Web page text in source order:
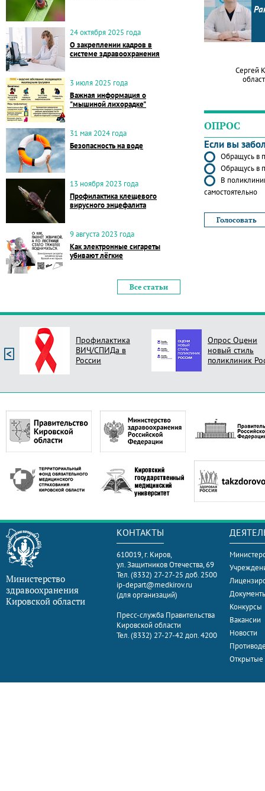
24 октября 2025 года
О закреплении кадров в
системе здравоохранения
3 июля 2025 года
Важная информация о
"мышиной лихорадке"
31 мая 2024 года
Безопасность на воде
13 ноября 2023 года
Профилактика клещевого
вирусного энцефалита
9 августа 2023 года
Как электронные сигареты
убивают лёгкие
Все статьи
Сергей
ОПРОС
Если вы
Обращусь в
Обращусь в
В
самостоятельно
Профилактика
ВИЧ/СПИДа в
России
Опрос Оцени
новый стиль
поликлиник
Министерство
здравоохранения
Кировской области
КОНТАКТЫ
610019, г. Киров,
ул. Защитников Отечества, 69
Тел. (8332) 27-27-25 доб. 2500
ip-depart@medkirov.ru
(для организаций)
Пресс-служба Правительства
Кировской области
Тел. (8332) 27-27-42 доп. 4200
Конкурсы
Вакансии
Новости